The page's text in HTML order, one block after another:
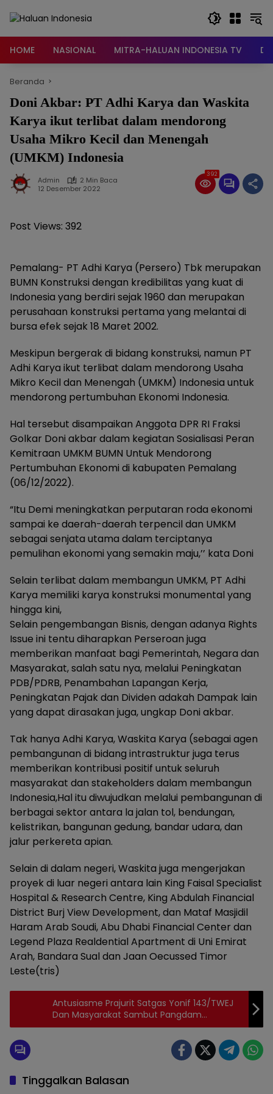
HOME
NASIONAL MITRA-HALUAN INDONESIA TV
Beranda
Doni Akbar: PT Adhi Karya dan Waskita
Karya ikut terlibat dalam mendorong
Usaha Mikro Kecil dan Menengah
(UMKM) Indonesia
Admin
2 Min Baca
12 Desember 2022
392
Post Views: 392
Pemalang- PT Adhi Karya (Persero) Tbk merupakan
BUMN Konstruksi dengan kredibilitas yang kuat di
Indonesia yang berdiri sejak 1960 dan merupakan
perusahaan konstruksi pertama yang melantai di
bursa efek sejak 18 Maret 2002.
Meskipun bergerak di bidang konstruksi, namun PT
Adhi Karya ikut terlibat dalam mendorong Usaha
Mikro Kecil dan Menengah (UMKM) Indonesia untuk
mendorong pertumbuhan Ekonomi Indonesia.
Hal tersebut disampaikan Anggota DPR RI Fraksi
Golkar Doni akbar dalam kegiatan Sosialisasi Peran
Kemitraan UMKM BUMN Untuk Mendorong
Pertumbuhan Ekonomi di kabupaten Pemalang
(06/12/2022).
“Itu Demi meningkatkan perputaran roda ekonomi
sampai ke daerah-daerah terpencil dan UMKM
sebagai senjata utama dalam terciptanya
pemulihan ekonomi yang semakin maju,’’ kata Doni
Selain terlibat dalam membangun UMKM, PT Adhi
Karya memiliki karya konstruksi monumental yang
hingga kini,
Selain pengembangan Bisnis, dengan adanya Rights
Issue ini tentu diharapkan Perseroan juga
memberikan manfaat bagi Pemerintah, Negara dan
Masyarakat, salah satu nya, melalui Peningkatan
PDB/PDRB, Penambahan Lapangan Kerja,
Peningkatan Pajak dan Dividen adakah Dampak lain
yang dapat dirasakan juga, ungkap Doni akbar.
Tak hanya Adhi Karya, Waskita Karya (sebagai agen
pembangunan di bidang intrastruktur juga terus
memberikan kontribusi positif untuk seluruh
masyarakat dan stakeholders dalam membangun
Indonesia,Hal itu diwujudkan melalui pembangunan di
berbagai sektor antara la jalan tol, bendungan,
kelistrikan, bangunan gedung, bandar udara, dan
jalur perkereta apian.
Selain di dalam negeri, Waskita juga mengerjakan
proyek di luar negeri antara lain King Faisal Specialist
Hospital & Research Centre, King Abdulah Financial
District Burj View Development, dan Mataf Masjidil
Haram Arab Soudi, Abu Dhabi Financial Center dan
Legend Plaza Realdential Apartment di Uni Emirat
Arah, Bandara Sual dan Jaan Oecussed Timor
Leste(tris)
Antusiasme Prajurit Satgas Yonif 143/TWEJ
Dan Masyarakat Sambut Pangdam
II/Sriwijaya di Perbatasan Papua
Tinggalkan Balasan